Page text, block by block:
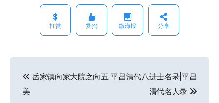
打赏 赞(1) 微海报 分享
文
章
岳家镇向家大院之向五
美
平昌清代八进士名录|平昌
清代名人录